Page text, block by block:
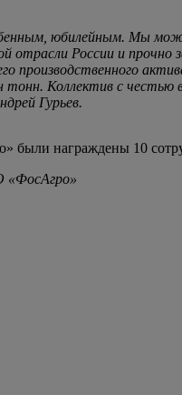
юбилейным. Мы
отрасли России и
производственного
тонн. Коллектив с
Гурьев.
были награждены 10
«ФосАгро»